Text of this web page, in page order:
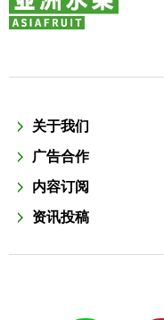
关于我们
广告合作
内容订阅
资讯投稿